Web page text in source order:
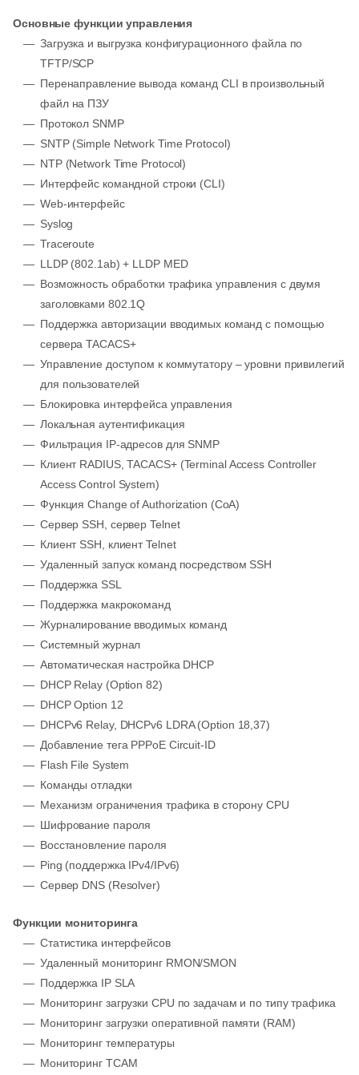
Основные функции управления
Загрузка и выгрузка конфигурационного файла по
TFTP/SCP
Перенаправление вывода команд CLI в произвольный
файл на ПЗУ
Протокол SNMP
SNTP (Simple Network Time Protocol)
NTP (Network Time Protocol)
Интерфейс командной строки (CLI)
Web-интерфейс
Syslog
Traceroute
LLDP (802.1ab) + LLDP MED
Возможность обработки трафика управления с двумя
заголовками 802.1Q
Поддержка авторизации вводимых команд с помощью
сервера TACACS+
Управление доступом к коммутатору – уровни привилегий
для пользователей
Блокировка интерфейса управления
Локальная аутентификация
Фильтрация IP-адресов для SNMP
Клиент RADIUS, TACACS+ (Terminal Access Controller
Access Control System)
Функция Change of Authorization (CoA)
Сервер SSH, сервер Telnet
Клиент SSH, клиент Telnet
Удаленный запуск команд посредством SSH
Поддержка SSL
Поддержка макрокоманд
Журналирование вводимых команд
Системный журнал
Автоматическая настройка DHCP
DHCP Relay (Option 82)
DHCP Option 12
DHCPv6 Relay, DHCPv6 LDRA (Option 18,37)
Добавление тега PPPoE Circuit-ID
Flash File System
Команды отладки
Механизм ограничения трафика в сторону CPU
Шифрование пароля
Восстановление пароля
Ping (поддержка IPv4/IPv6)
Сервер DNS (Resolver)
Функции мониторинга
Статистика интерфейсов
Удаленный мониторинг RMON/SMON
Поддержка IP SLA
Мониторинг загрузки CPU по задачам и по типу трафика
Мониторинг загрузки оперативной памяти (RAM)
Мониторинг температуры
Мониторинг TCAM